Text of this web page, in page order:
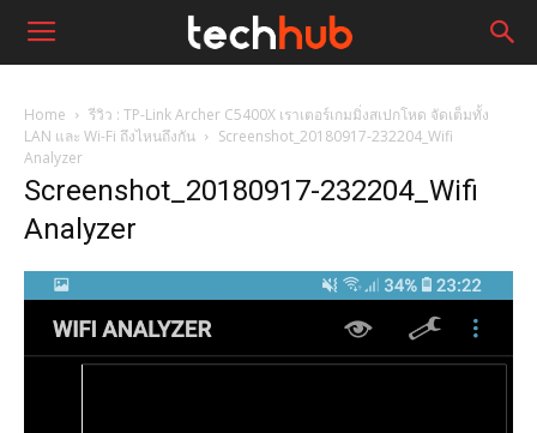
Home
รีวิว : TP-Link Archer C5400X เราเตอร์เกมมิ่งสเปกโหด จัดเต็มทั้ง
LAN และ Wi-Fi ถึงไหนถึงกัน
Screenshot_20180917-232204_Wifi
Analyzer
Screenshot_20180917-232204_Wifi
Analyzer